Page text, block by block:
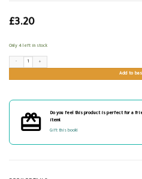
£3.20
Only 4 left in stock
Add to
Do you feel this product is perfect for a
item!
Gift this book!